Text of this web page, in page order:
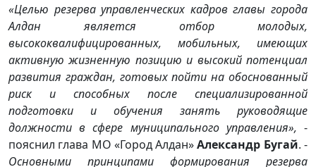
«Целью резерва управленческих кадров главы города
Алдан является отбор молодых,
высококвалифицированных, мобильных, имеющих
активную жизненную позицию и высокий потенциал
развития граждан, готовых пойти на обоснованный
риск и способных после специализированной
подготовки и обучения занять руководящие
должности в сфере муниципального управления», -
пояснил глава МО «Город Алдан»Александр Бугай. -
Основными принципами формирования резерва